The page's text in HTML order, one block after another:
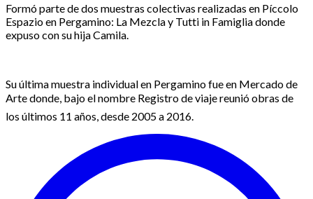
Formó parte de dos muestras colectivas realizadas en Píccolo
Espazio en Pergamino: La Mezcla y Tutti in Famiglia donde
expuso con su hija Camila.
Su última muestra individual en Pergamino fue en Mercado de
Arte donde, bajo el nombre Registro de viaje reunió obras de
los últimos 11 años, desde 2005 a 2016.